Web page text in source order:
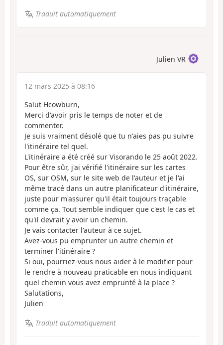
Traduit automatiquement
Julien VR
12 mars 2025 à 08:16
Salut Hcowburn,
Merci d'avoir pris le temps de noter et de
commenter.
Je suis vraiment désolé que tu n'aies pas pu suivre
l'itinéraire tel quel.
L'itinéraire a été créé sur Visorando le 25 août 2022.
Pour être sûr, j'ai vérifié l'itinéraire sur les cartes
OS, sur OSM, sur le site web de l'auteur et je l'ai
même tracé dans un autre planificateur d'itinéraire,
juste pour m'assurer qu'il était toujours traçable
comme ça. Tout semble indiquer que c'est le cas et
qu'il devrait y avoir un chemin.
Je vais contacter l'auteur à ce sujet.
Avez-vous pu emprunter un autre chemin et
terminer l'itinéraire ?
Si oui, pourriez-vous nous aider à le modifier pour
le rendre à nouveau praticable en nous indiquant
quel chemin vous avez emprunté à la place ?
Salutations,
Julien
Traduit automatiquement